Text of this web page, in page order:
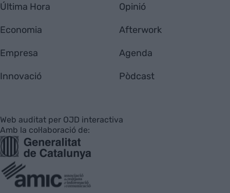
Última Hora
Economia
Empresa
Innovació
Opinió
Afterwork
Agenda
Pòdcast
Web auditat per OJD interactiva
Amb la col·laboració de: